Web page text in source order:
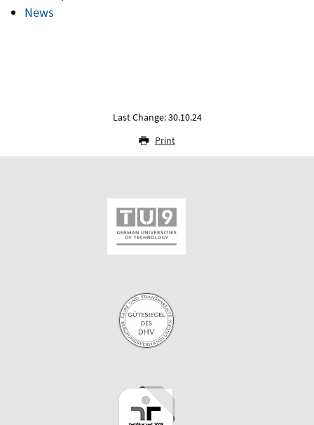
News
Last Change: 30.10.24
Print